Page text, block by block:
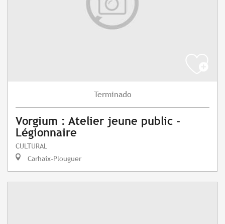
Terminado
Vorgium : Atelier jeune public -
Légionnaire
CULTURAL
Carhaix-Plouguer